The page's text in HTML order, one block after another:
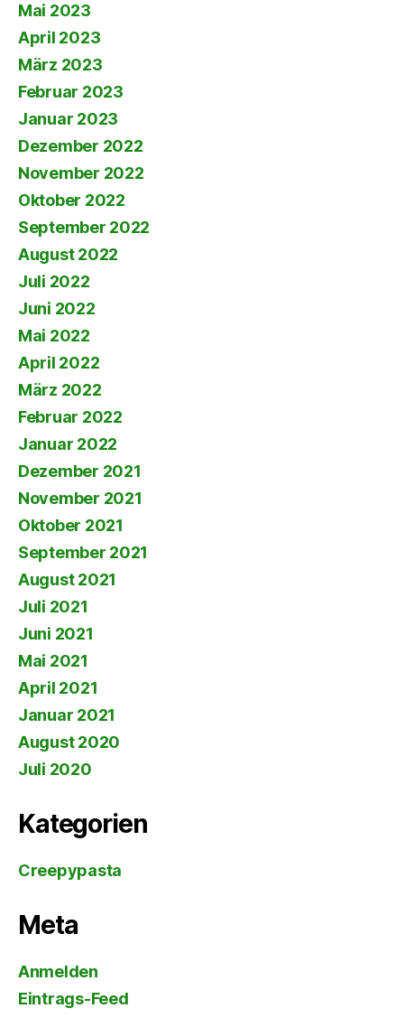
Mai 2023
April 2023
März 2023
Februar 2023
Januar 2023
Dezember 2022
November 2022
Oktober 2022
September 2022
August 2022
Juli 2022
Juni 2022
Mai 2022
April 2022
März 2022
Februar 2022
Januar 2022
Dezember 2021
November 2021
Oktober 2021
September 2021
August 2021
Juli 2021
Juni 2021
Mai 2021
April 2021
Januar 2021
August 2020
Juli 2020
Kategorien
Creepypasta
Meta
Anmelden
Eintrags-Feed